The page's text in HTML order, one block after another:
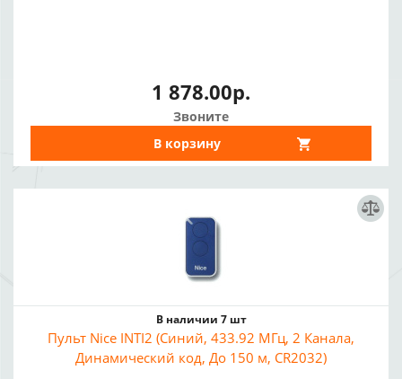
1 878.00р.
Звоните
В корзину
В наличии 7 шт
Пульт Nice INTI2 (Синий, 433.92 МГц, 2 Канала,
Динамический код, До 150 м, CR2032)